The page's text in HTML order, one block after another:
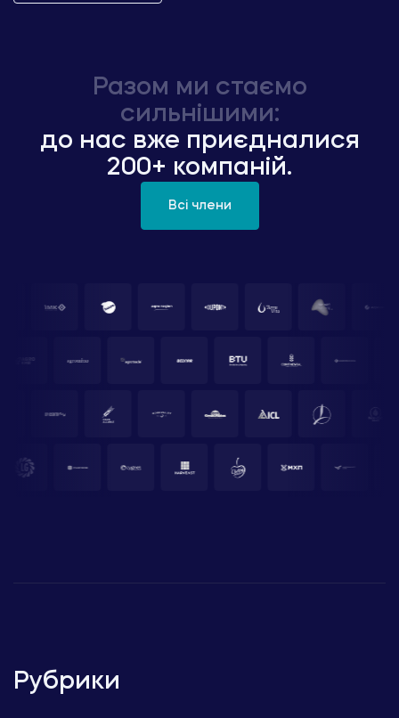
Разом ми стаємо
сильнішими:
до нас вже приєдналися
200+ компаній.
Всі члени
Рубрики